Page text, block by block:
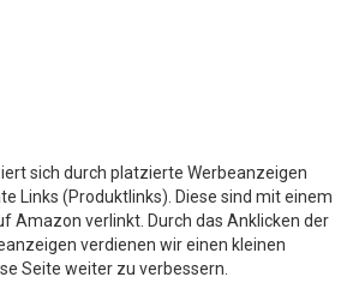
sich durch platzierte Werbeanzeigen
Links (Produktlinks). Diese sind mit einem
Amazon verlinkt. Durch das Anklicken der
verdienen wir einen kleinen
Seite weiter zu verbessern.